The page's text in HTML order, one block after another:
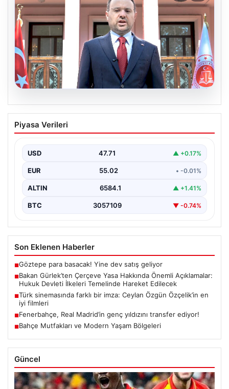
06.08.2026
Bakan Gürlek’ten Çerçeve Yasa
Hakkında Önemli Açıklamalar: Hukuk
Edilecek
Adalet Bakanı Akın Gürlek, terörle mücadelede yeni bir
dönemi başlatacak çerçeve yasanın yürürlüğe
girmesiyle…
Piyasa Verileri
USD 47.71 ▲ +0.17%
EUR 55.02 • -0.01%
ALTIN 6584.1 ▲ +1.41%
BTC 3057109 ▼ -0.74%
Son Eklenen Haberler
■Göztepe para basacak! Yine dev satış geliyor
■Bakan Gürlek’ten Çerçeve Yasa Hakkında Önemli Açıklamalar:
Hukuk Devleti İlkeleri Temelinde Hareket Edilecek
■Türk sinemasında farklı bir imza: Ceylan Özgün Özçelik’in en
iyi filmleri
■Fenerbahçe, Real Madrid’in genç yıldızını transfer ediyor!
■Bahçe Mutfakları ve Modern Yaşam Bölgeleri
Güncel